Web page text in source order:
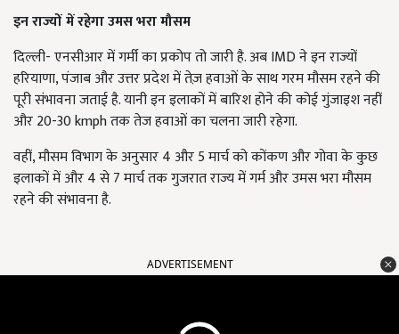
इन राज्यों में रहेगा उमस भरा मौसम
दिल्ली- एनसीआर में गर्मी का प्रकोप तो जारी है. अब IMD ने इन राज्यों
हरियाणा, पंजाब और उत्तर प्रदेश में तेज़ हवाओं के साथ गरम मौसम रहने की
पूरी संभावना जताई है. यानी इन इलाकों में बारिश होने की कोई गुंजाइश नहीं
और 20-30 kmph तक तेज हवाओं का चलना जारी रहेगा.
वहीं, मौसम विभाग के अनुसार 4 और 5 मार्च को कोंकण और गोवा के कुछ
इलाकों में और 4 से 7 मार्च तक गुजरात राज्य में गर्म और उमस भरा मौसम
रहने की संभावना है.
ADVERTISEMENT